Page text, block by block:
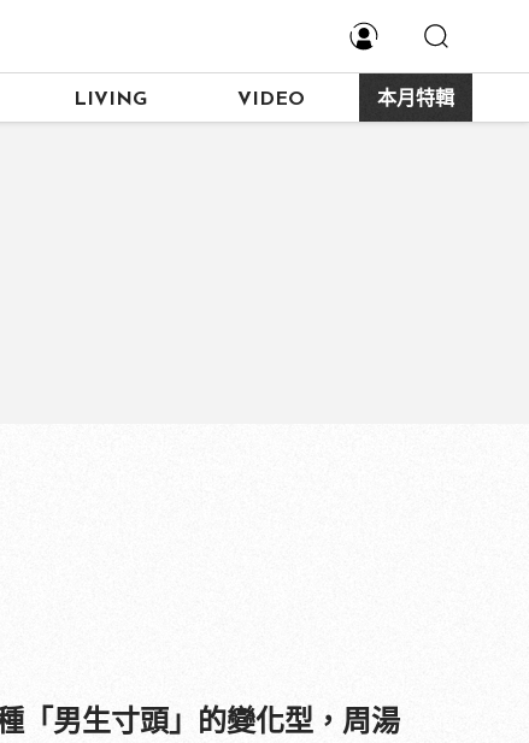
LIVING VIDEO 本月特輯
「男生寸頭」的變化型，周湯